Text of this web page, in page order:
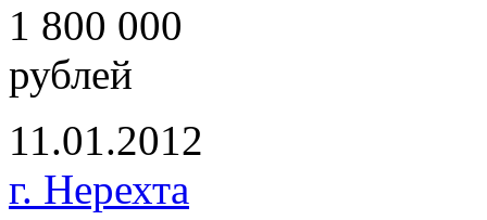
1 800 000
рублей
11.01.2012
г. Нерехта